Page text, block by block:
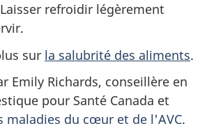
refroidir légèrement
sur la salubrité des aliments.
Emily Richards, conseillère en
pour Santé Canada et
maladies du cœur et de l'AVC.